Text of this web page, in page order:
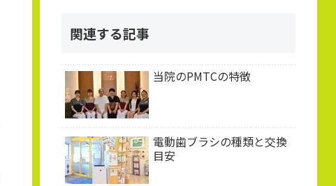
関連する記事
当院のPMTCの特徴
電動歯ブラシの種類と交換
目安